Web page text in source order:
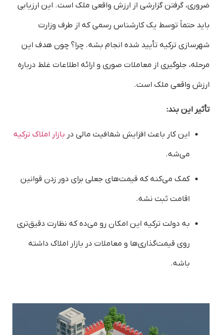
ضروری، گرفتن گزارشی از ارزش واقعی ملک است. این ارزیابی
باید حتماً توسط یک کارشناس رسمی که از طرف وزارت
شهرسازی ترکیه تأیید شده انجام بشه. چرا؟ چون هدف این
مرحله، جلوگیری از معاملات صوری و ارائه اطلاعات غلط درباره
ارزش واقعی ملک است.
تأثیر این بند:
این کار باعث افزایش شفافیت مالی در بازار املاک ترکیه
می‌شه.
کمک می‌کنه که قیمت‌های جعلی برای دور زدن قوانین
اقامت ثبت نشه.
به دولت ترکیه این امکان رو می‌ده که نظارت دقیق‌تری
روی قیمت‌گذاری‌ها و معاملات در بازار املاک داشته
باشه.